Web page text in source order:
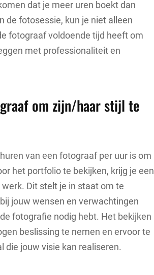
dat je meer uren boekt dan
de fotosessie, kun je niet alleen
fotograaf voldoende tijd heeft om
met professionaliteit en
om zijn/haar stijl te
van een fotograaf per uur is om
het portfolio te bekijken, krijg je een
Dit stelt je in staat om te
jouw wensen en verwachtingen
fotografie nodig hebt. Het bekijken
beslissing te nemen en ervoor te
die jouw visie kan realiseren.